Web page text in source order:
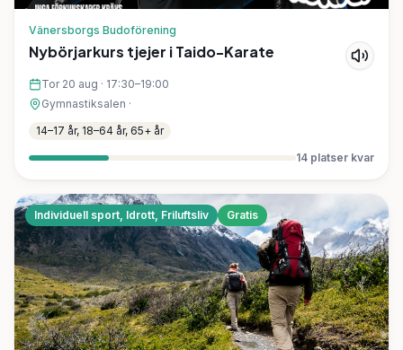
Vänersborgs Budoförening
Nybörjarkurs tjejer i Taido-Karate
Tor 20 aug · 17:30–19:00
Gymnastiksalen ·
14–17 år, 18–64 år, 65+ år
14 platser kvar
Individuell sport, Idrott, Friluftsliv Gratis